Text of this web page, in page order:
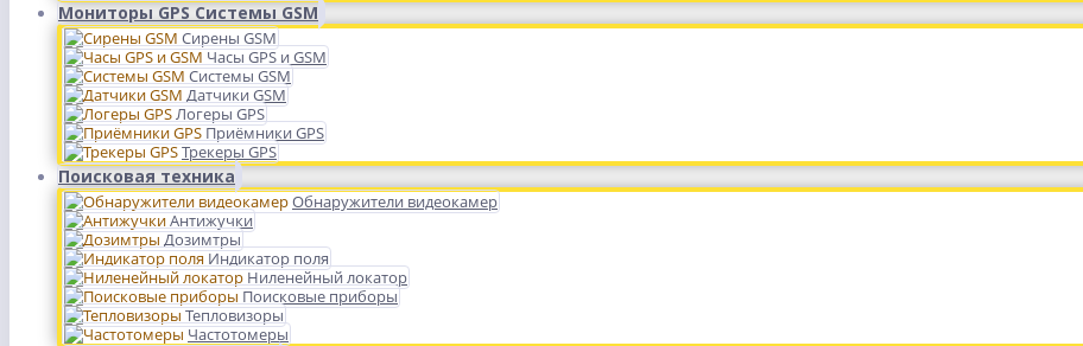
Мониторы GPS Системы GSM
Сирены GSM
Часы GPS и GSM
Системы GSM
Датчики GSM
Логеры GPS
Приёмники GPS
Трекеры GPS
Поисковая техника
Обнаружители видеокамер
Антижучки
Дозимтры
Индикатор поля
Ниленейный локатор
Поисковые приборы
Тепловизоры
Частотомеры